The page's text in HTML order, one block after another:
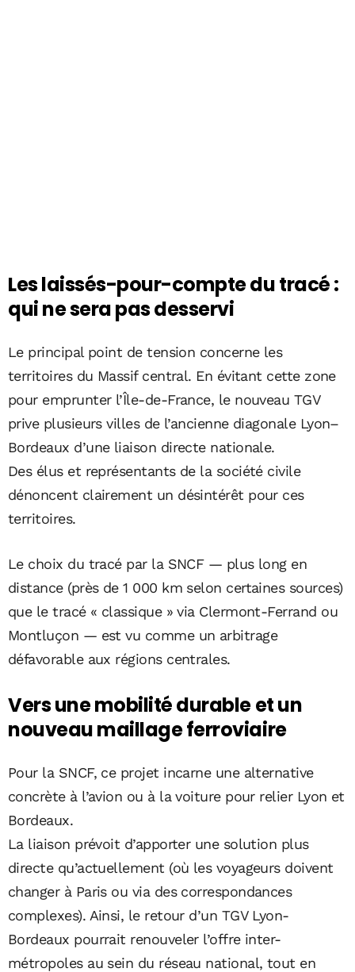
Les laissés-pour-compte du tracé :
qui ne sera pas desservi
Le principal point de tension concerne les
territoires du Massif central. En évitant cette zone
pour emprunter l’Île-de-France, le nouveau TGV
prive plusieurs villes de l’ancienne diagonale Lyon–
Bordeaux d’une liaison directe nationale.
Des élus et représentants de la société civile
dénoncent clairement un désintérêt pour ces
territoires.
Le choix du tracé par la SNCF — plus long en
distance (près de 1 000 km selon certaines sources)
que le tracé « classique » via Clermont-Ferrand ou
Montluçon — est vu comme un arbitrage
défavorable aux régions centrales.
Vers une mobilité durable et un
nouveau maillage ferroviaire
Pour la SNCF, ce projet incarne une alternative
concrète à l’avion ou à la voiture pour relier Lyon et
Bordeaux.
La liaison prévoit d’apporter une solution plus
directe qu’actuellement (où les voyageurs doivent
changer à Paris ou via des correspondances
complexes). Ainsi, le retour d’un TGV Lyon-
Bordeaux pourrait renouveler l’offre inter-
métropoles au sein du réseau national, tout en